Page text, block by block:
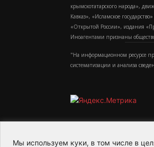
Мы используем куки, в том числе в
крымскотатарского народа»,
Кавказ», «Исламское
«Открытой России», издания
Иноагентами признаны
"На информационном ресурсе
систематизации и анализа